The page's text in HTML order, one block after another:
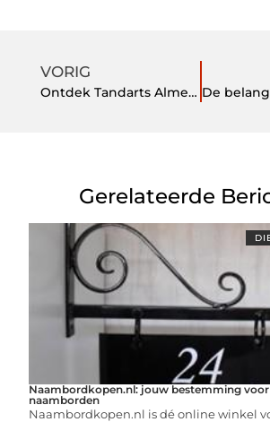
VORIG
Ontdek Tandarts Almelo: Uw Partner in Mondgezondheid
Gerelateerde
Naambordkopen.nl: jouw bestemming
naamborden
Naambordkopen.nl is dé online winkel